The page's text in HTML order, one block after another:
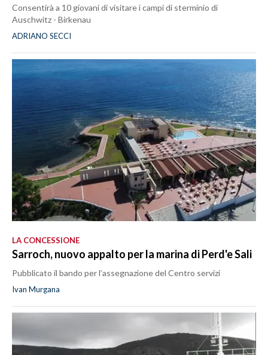
Consentirà a 10 giovani di visitare i campi di sterminio di
Auschwitz - Birkenau
ADRIANO SECCI
LA CONCESSIONE
Sarroch, nuovo appalto per la marina di Perd'e Sali
Pubblicato il bando per l’assegnazione del Centro servizi
Ivan Murgana